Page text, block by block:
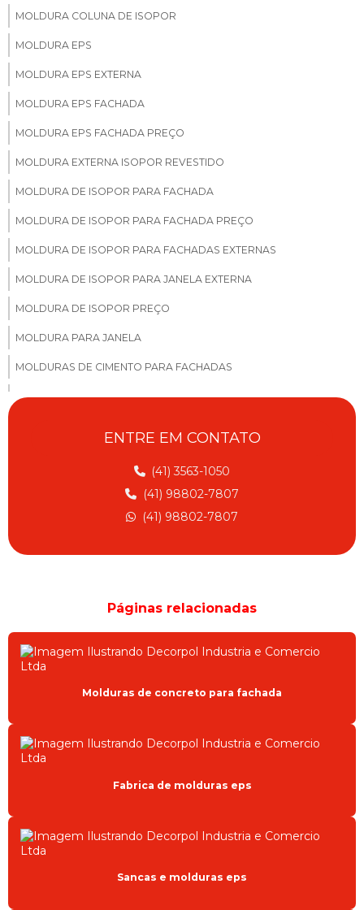
MOLDURA COLUNA DE ISOPOR
MOLDURA EPS
MOLDURA EPS EXTERNA
MOLDURA EPS FACHADA
MOLDURA EPS FACHADA PREÇO
MOLDURA EXTERNA ISOPOR REVESTIDO
MOLDURA DE ISOPOR PARA FACHADA
MOLDURA DE ISOPOR PARA FACHADA PREÇO
MOLDURA DE ISOPOR PARA FACHADAS EXTERNAS
MOLDURA DE ISOPOR PARA JANELA EXTERNA
MOLDURA DE ISOPOR PREÇO
MOLDURA PARA JANELA
MOLDURAS DE CIMENTO PARA FACHADAS
MOLDURAS DE CONCRETO PARA FACHADA
MOLDURAS PARA FACHADAS EM EPS
PROJETO ARQUITETONICO FACHADA
PROJETOS ARQUITETÔNICOS FACHADAS CASAS
REVESTIMENTO EXTERNO EM ISOPOR
REVESTIMENTO PARA FACHADA EXTERNA
SANCAS E MOLDURAS EPS
SANCAS PARA FACHADA
ENTRE EM CONTATO
(41) 3563-1050
(41) 98802-7807
(41) 98802-7807
Páginas relacionadas
Molduras de concreto para fachada
Fabrica de molduras eps
Sancas e molduras eps